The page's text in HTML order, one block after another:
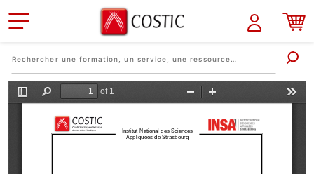
Aller au contenu principal